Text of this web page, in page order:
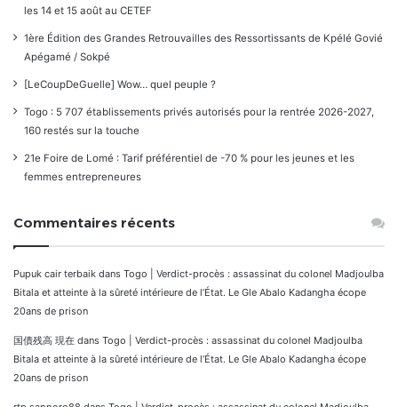
les 14 et 15 août au CETEF
1ère Édition des Grandes Retrouvailles des Ressortissants de Kpélé Govié
Apégamé / Sokpé
[LeCoupDeGuelle] Wow… quel peuple ?
Togo : 5 707 établissements privés autorisés pour la rentrée 2026-2027,
160 restés sur la touche
21e Foire de Lomé : Tarif préférentiel de -70 % pour les jeunes et les
femmes entrepreneures
Commentaires récents
Pupuk cair terbaik dans Togo | Verdict-procès : assassinat du colonel Madjoulba
Bitala et atteinte à la sûreté intérieure de l’État. Le Gle Abalo Kadangha écope
20ans de prison
国債残高 現在 dans Togo | Verdict-procès : assassinat du colonel Madjoulba
Bitala et atteinte à la sûreté intérieure de l’État. Le Gle Abalo Kadangha écope
20ans de prison